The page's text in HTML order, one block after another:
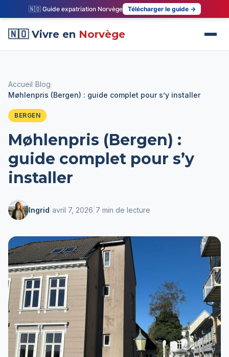
🇳🇴 Guide expatriation Norvège Télécharger le guide →
🇳🇴 Vivre en Norvège
Accueil Blog
Møhlenpris (Bergen) : guide complet pour s’y installer
BERGEN
Møhlenpris (Bergen) :
guide complet pour s’y
installer
Ingrid avril 7, 2026 7 min de lecture